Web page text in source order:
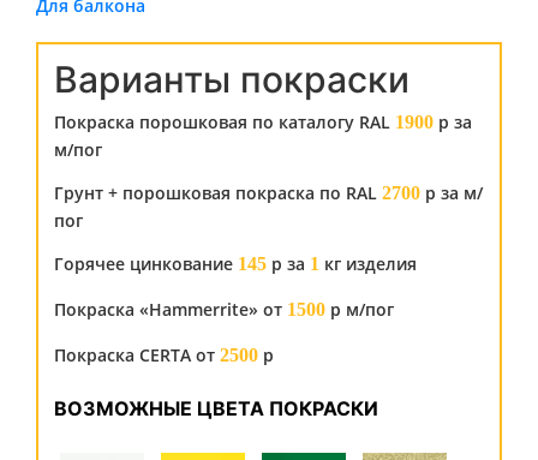
Для балкона
Варианты покраски
Покраска порошковая по каталогу RAL 1900 р за
м/пог
Грунт + порошковая покраска по RAL 2700 р за м/
пог
Горячее цинкование 145 р за 1 кг изделия
Покраска «Hammerrite» от 1500 р м/пог
Покраска CERTA от 2500 р
ВОЗМОЖНЫЕ ЦВЕТА ПОКРАСКИ